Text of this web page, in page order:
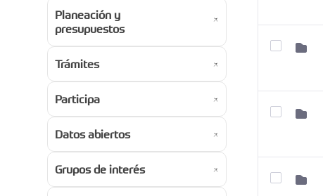
Planeación y
presupuestos
Trámites
Participa
Datos abiertos
Grupos de interés